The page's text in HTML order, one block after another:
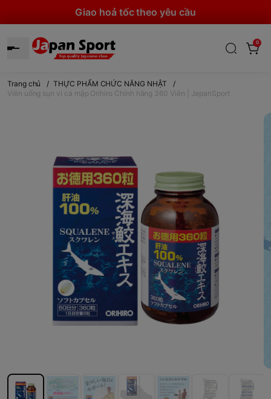
Giao hoả tốc theo yêu cầu
0
Trang chủ / THỰC PHẨM CHỨC NĂNG NHẬT
/
Viên uống sụn vi cá mập Orihiro Chính hãng 360 Viên | JapanSport